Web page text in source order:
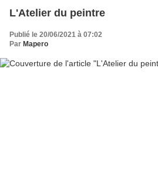
L'Atelier du peintre
Publié le 20/06/2021 à 07:02
Par Mapero